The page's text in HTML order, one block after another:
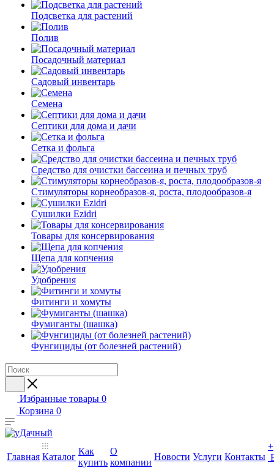
Подсветка для растений
Полив
Посадочный материал
Садовый инвентарь
Семена
Септики для дома и дачи
Сетка и фольга
Средство для очистки бассеина и печных труб
Стимуляторы корнеобразов-я, роста, плодообразов-я
Сушилки Ezidri
Товары для консервирования
Щепа для копчения
Удобрения
Фитинги и хомуты
Фумиганты (шашка)
Фунгициды (от болезней растений)
Избранные товары 0
Корзина 0
Главная Каталог
Как
купить
О
компании
Новости Услуги Контакты
+